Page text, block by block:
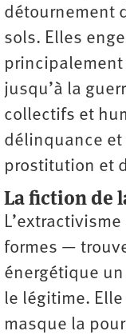
détournement
sols. Elles
principalement
jusqu’à la
collectifs et
délinquance et
prostitution et
La fiction de
formes —
énergétique
le légitime.
masque la